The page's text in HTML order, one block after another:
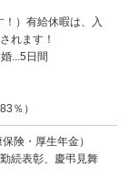
！）有給休暇は、入
れます！
...5日間
％）
険・厚生年金）
続表彰、慶弔見舞